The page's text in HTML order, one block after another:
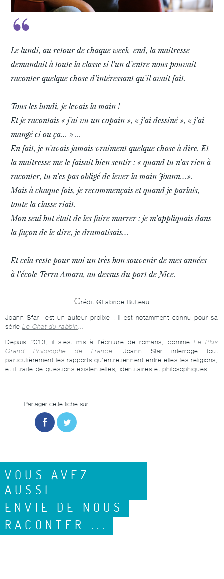
Le lundi, au retour de chaque week-end, la maitresse
demandait à toute la classe si l’un d’entre nous pouvait
raconter quelque chose d’intéressant qu’il avait fait.
Tous les lundi, je levais la main !
Et je racontais « j’ai vu un copain », « j’ai dessiné », « j’ai
mangé ci ou ça… » ...
En fait, je n’avais jamais vraiment quelque chose à dire. Et
la maîtresse me le faisait bien sentir : « quand tu n’as rien à
raconter, tu n’es pas obligé de lever la main Joann…».
Mais à chaque fois, je recommençais et quand je parlais,
toute la classe riait.
Mon seul but était de les faire marrer : je m’appliquais dans
la façon de le dire, je dramatisais…
Et cela reste pour moi un très bon souvenir de mes années
à l’école Terra Amara, au dessus du port de Nice.
Crédit @Fabrice Bulteau
Joann Sfar est un auteur prolixe ! Il est notamment connu pour sa
sérieLe Chat du rabbin
Depuis 2013, il s'est mis à l'écriture de romans, commeLe Plus
Grand Philosophe de France . Joann Sfar interroge tout
particulièrement les rapports qu'entretiennent entre elles les religions,
et il traite de questions existentielles, identitaires et philosophiques.
Partager cette fiche sur
VOUS AVEZ
AUSSI
ENVIE DE NOUS
RACONTER ...